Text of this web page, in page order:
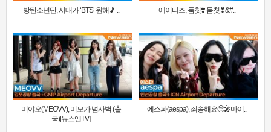
방탄소년단, 시대가 ‘BTS’ 원해🎵 .. 에이티즈, 둠칫❣️ 둠칫❣&#..
미야오(MEOVV), 미모가 넘사벽 (출
국)[뉴스엔TV]
에스파(aespa), 죄송해요🥺🎤마이..